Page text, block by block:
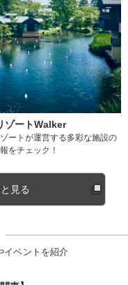
ゾートWalker
ートが運営する多彩な施設の
をチェック！
見る
イベントを紹介